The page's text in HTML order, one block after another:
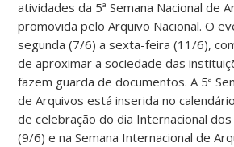
atividades da 5ª Semana Nacional de
promovida pelo Arquivo Nacional. O
segunda (7/6) a sexta-feira (11/6),
de aproximar a sociedade das
fazem guarda de documentos. A 5ª
de Arquivos está inserida no
de celebração do dia Internacional
(9/6) e na Semana Internacional de